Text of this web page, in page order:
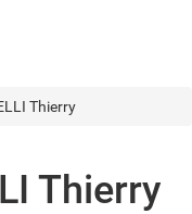
Thierry
Thierry